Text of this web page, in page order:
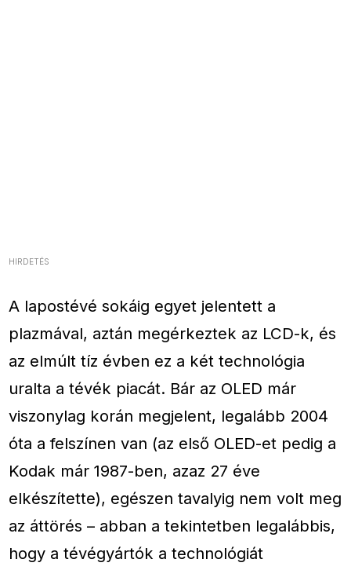
HIRDETÉS
A lapostévé sokáig egyet jelentett a
plazmával, aztán megérkeztek az LCD-k, és
az elmúlt tíz évben ez a két technológia
uralta a tévék piacát. Bár az OLED már
viszonylag korán megjelent, legalább 2004
óta a felszínen van (az első OLED-et pedig a
Kodak már 1987-ben, azaz 27 éve
elkészítette), egészen tavalyig nem volt meg
az áttörés – abban a tekintetben legalábbis,
hogy a tévégyártók a technológiát